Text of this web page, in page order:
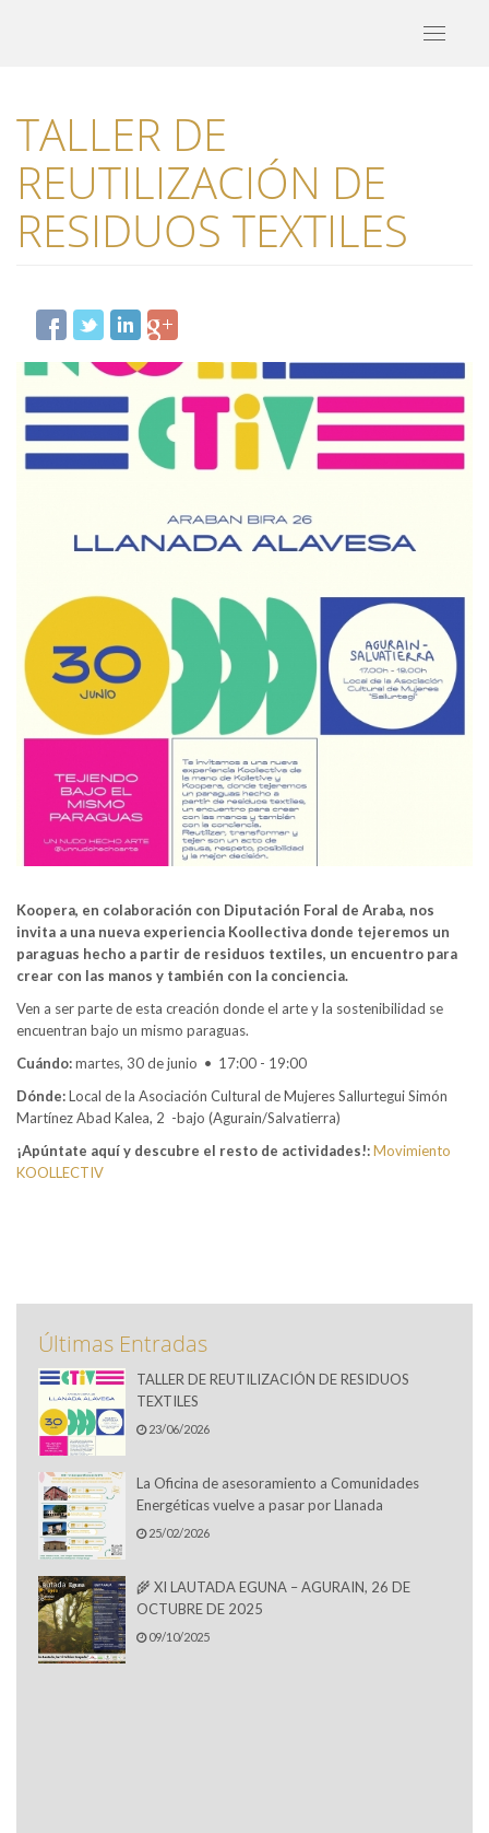
Toggle
TALLER DE
REUTILIZACIÓN DE
RESIDUOS TEXTILES
Koopera, en colaboración con Diputación Foral de Araba, nos
invita a una nueva experiencia Koollectiva donde tejeremos un
paraguas hecho a partir de residuos textiles, un encuentro para
crear con las manos y también con la conciencia.
Ven a ser parte de esta creación donde el arte y la sostenibilidad se
encuentran bajo un mismo paraguas.
Cuándo:martes, 30 de junio • 17:00 - 19:00
Dónde:Local de la Asociación Cultural de Mujeres Sallurtegui Simón
Martínez Abad Kalea, 2 -bajo (Agurain/Salvatierra)
¡Apúntate aquí y descubre el resto de actividades!:Movimiento
KOOLLECTIV
Últimas Entradas
TALLER DE REUTILIZACIÓN DE RESIDUOS
TEXTILES
23/06/2026
La Oficina de asesoramiento a Comunidades
Energéticas vuelve a pasar por Llanada
25/02/2026
🌾 XI LAUTADA EGUNA – AGURAIN, 26 DE
OCTUBRE DE 2025
09/10/2025